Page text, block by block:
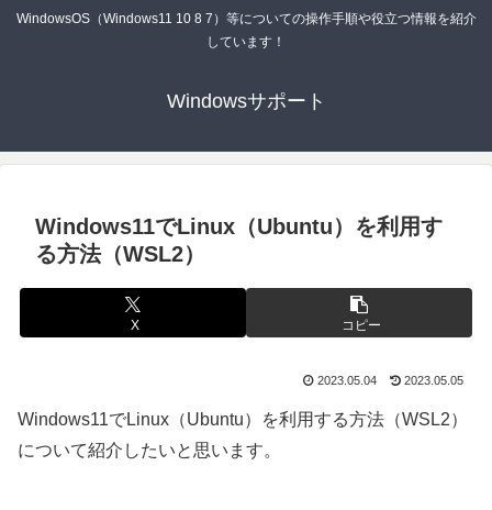
WindowsOS（Windows11 10 8 7）等についての操作手順や役立つ情報を紹介
しています！
Windowsサポート
Windows11でLinux（Ubuntu）を利用す
る方法（WSL2）
X コピー
2023.05.04 2023.05.05
Windows11でLinux（Ubuntu）を利用する方法（WSL2）
について紹介したいと思います。